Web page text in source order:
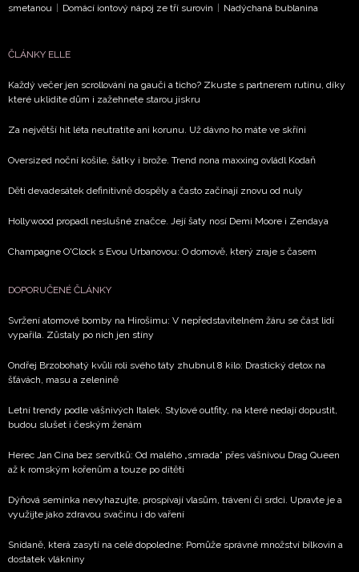
smetanou
Domácí iontový nápoj ze tří surovin Nadýchaná bublanina
ČLÁNKY ELLE
Každý večer jen scrollování na gauči a ticho? Zkuste s partnerem rutinu, díky
které uklidíte dům i zažehnete starou jiskru
Za největší hit léta neutratíte ani korunu. Už dávno ho máte ve skříni
Oversized noční košile, šátky i brože. Trend nona maxxing ovládl Kodaň
Děti devadesátek definitivně dospěly a často začínají znovu od nuly
Hollywood propadl neslušné značce. Její šaty nosí Demi Moore i Zendaya
Champagne O'Clock s Evou Urbanovou: O domově, který zraje s časem
DOPORUČENÉ ČLÁNKY
Svržení atomové bomby na Hirošimu: V nepředstavitelném žáru se část lidí
vypařila. Zůstaly po nich jen stíny
Ondřej Brzobohatý kvůli roli svého táty zhubnul 8 kilo: Drastický detox na
šťávách, masu a zelenině
Letní trendy podle vášnivých Italek. Stylové outfity, na které nedají dopustit,
budou slušet i českým ženám
Herec Jan Cina bez servítků: Od malého „smrada” přes vášnivou Drag Queen
až k romským kořenům a touze po dítěti
Dýňová semínka nevyhazujte, prospívají vlasům, trávení či srdci. Upravte je a
využijte jako zdravou svačinu i do vaření
Snídaně, která zasytí na celé dopoledne: Pomůže správné množství bílkovin a
dostatek vlákniny